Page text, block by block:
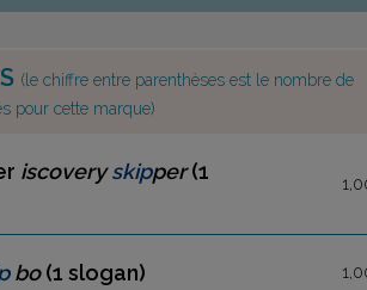
(le chiffre entre parenthèses est le nombre de
pour cette marque)
iscoveryskipper(1
bo(1 slogan)